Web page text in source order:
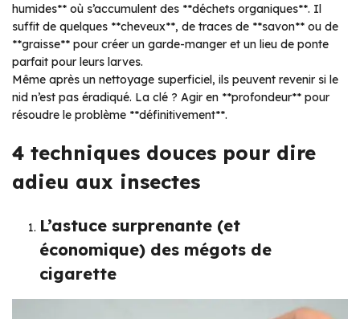
humides** où s’accumulent des **déchets organiques**. Il
suffit de quelques **cheveux**, de traces de **savon** ou de
**graisse** pour créer un garde-manger et un lieu de ponte
parfait pour leurs larves.
Même après un nettoyage superficiel, ils peuvent revenir si le
nid n’est pas éradiqué. La clé ? Agir en **profondeur** pour
résoudre le problème **définitivement**.
4 techniques douces pour dire
adieu aux insectes
L’astuce surprenante (et
économique) des mégots de
cigarette